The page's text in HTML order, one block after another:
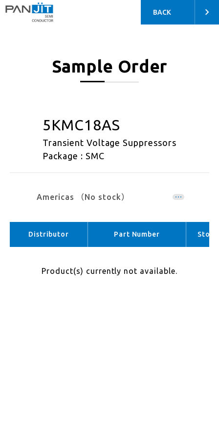
BACK
Sample Order
5KMC18AS
Transient Voltage Suppressors
Package : SMC
Americas （No stock）
APAC （No stock）
Distributor Part Number Stock
Product(s) currently not available.